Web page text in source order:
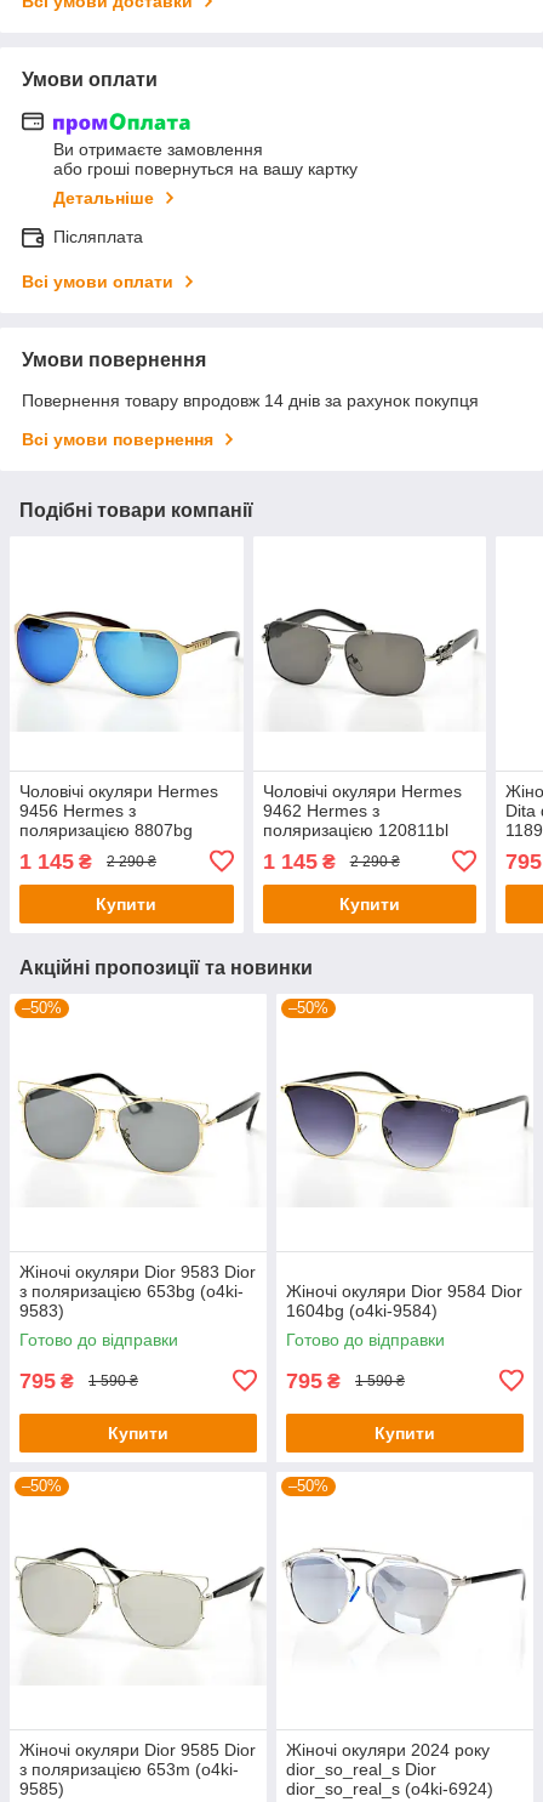
Умови оплати
Ви отримаєте замовлення
або гроші повернуться на вашу картку
Детальніше
Післяплата
Всі умови оплати
Умови повернення
Повернення товару впродовж 14 днів за рахунок покупця
Всі умови повернення
Подібні товари компанії
Чоловічі окуляри Hermes
9456 Hermes з
поляризацією 8807bg
1 145 ₴ 2 290 ₴
Купити
Чоловічі окуляри Hermes
9462 Hermes з
поляризацією 120811bl
1 145₴ 2 290 ₴
Купити
Dita
795
Акційні пропозиції та новинки
–50%
Жіночі окуляри Dior 9583 Dior
з поляризацією 653bg (o4ki-
9583)
Готово до відправки
795 ₴ 1 590 ₴
Купити
–50%
Жіночі окуляри Dior 9584 Dior
1604bg (o4ki-9584)
Готово до відправки
795 ₴ 1 590 ₴
Купити
–50%
Жіночі окуляри Dior 9585 Dior
з поляризацією 653m (o4ki-
9585)
–50%
Жіночі окуляри 2024 року
dior_so_real_s Dior
dior_so_real_s (o4ki-6924)